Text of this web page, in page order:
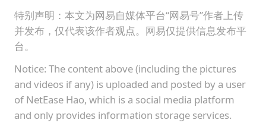
特别声明：本文为网易自媒体平台“网易号”作者上传
并发布，仅代表该作者观点。网易仅提供信息发布平
台。
Notice: The content above (including the pictures
and videos if any) is uploaded and posted by a user
of NetEase Hao, which is a social media platform
and only provides information storage services.